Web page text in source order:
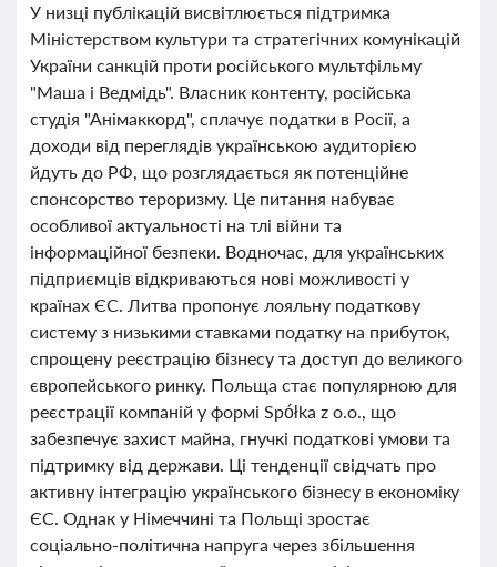
У низці публікацій висвітлюється підтримка
Міністерством культури та стратегічних комунікацій
України санкцій проти російського мультфільму
"Маша і Ведмідь". Власник контенту, російська
студія "Анімаккорд", сплачує податки в Росії, а
доходи від переглядів українською аудиторією
йдуть до РФ, що розглядається як потенційне
спонсорство тероризму. Це питання набуває
особливої актуальності на тлі війни та
інформаційної безпеки. Водночас, для українських
підприємців відкриваються нові можливості у
країнах ЄС. Литва пропонує лояльну податкову
систему з низькими ставками податку на прибуток,
спрощену реєстрацію бізнесу та доступ до великого
європейського ринку. Польща стає популярною для
реєстрації компаній у формі Spółka z o.o., що
забезпечує захист майна, гнучкі податкові умови та
підтримку від держави. Ці тенденції свідчать про
активну інтеграцію українського бізнесу в економіку
ЄС. Однак у Німеччині та Польщі зростає
соціально-політична напруга через збільшення